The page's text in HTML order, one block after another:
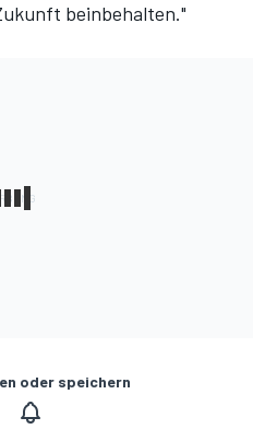
beinbehalten."
oder speichern